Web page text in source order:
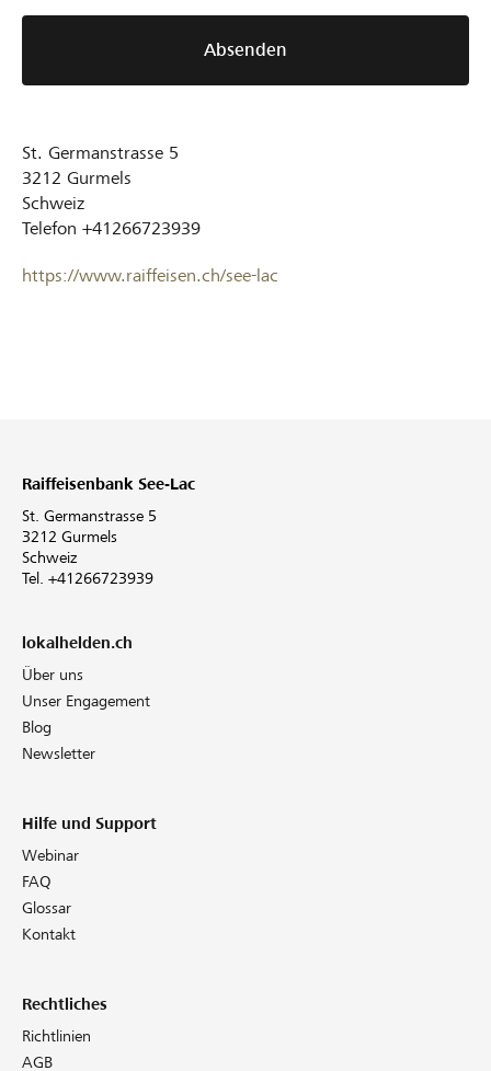
Absenden
St. Germanstrasse 5
3212 Gurmels
Schweiz
Telefon +41266723939
https://www.raiffeisen.ch/see-lac
Raiffeisenbank See-Lac
St. Germanstrasse 5
3212 Gurmels
Schweiz
Tel. +41266723939
lokalhelden.ch
Über uns
Unser Engagement
Blog
Newsletter
Hilfe und Support
Webinar
FAQ
Glossar
Kontakt
Rechtliches
Richtlinien
AGB